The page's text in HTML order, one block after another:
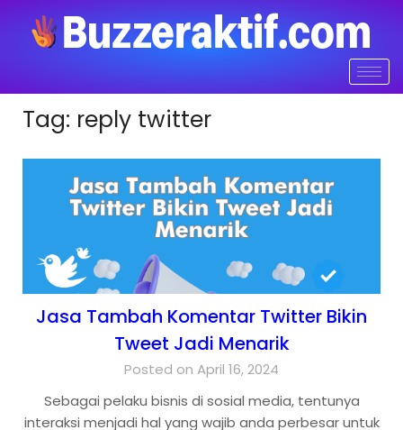
Tag: reply twitter
Jasa Tambah Komentar Twitter Bikin
Tweet Jadi Menarik
Posted on April 16, 2024
Sebagai pelaku bisnis di sosial media, tentunya
interaksi menjadi hal yang wajib anda perbesar untuk